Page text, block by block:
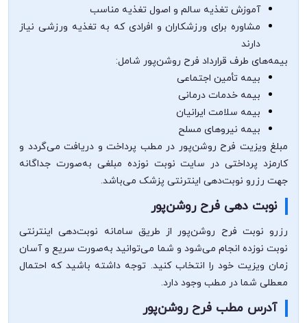
آموزش تغذیه سالم و اصول تغذیه مناسب
مشاوره برای ورزشکاران و افرادی که به تغذیه ورزشی نیاز
دارند
بیمه‌های طرف قرارداد فرح روشن‌پور شامل:
بیمه تأمین اجتماعی
بیمه خدمات درمانی
بیمه سلامت ایرانیان
بیمه نیروهای مسلح
مبلغ ویزیت فرح روشن‌پور در مطب پرداخت و دریافت می‌گردد و
کارمزد پرداختی در سایت نوبت نوزده مبلغی به‌صورت جداگانه
جهت رزرو نوبت‌دهی اینترنتی پزشک می‌باشد.
نوبت دهی فرح روشن‌پور
رزرو نوبت فرح روشن‌پور از طریق سامانه نوبت‌دهی اینترنتی
نوبت نوزده انجام می‌شود و شما می‌توانید به‌صورت سریع و آسان
زمان ویزیت خود را انتخاب کنید. توجه داشته باشید که احتمال
معطلی شما در مطب وجود دارد.
آدرس مطب فرح روشن‌پور